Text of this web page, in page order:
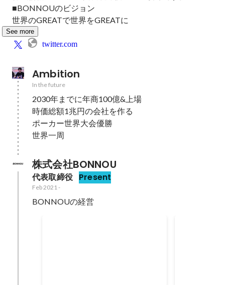
■BONNOUのビジョン
世界のGREATで世界をGREATに
See more
twitter.com
Ambition
In the future
2030年までに年商100億&上場
時価総額1兆円の会社を作る
ポーカー世界大会優勝
世界一周
株式会社BONNOU
代表取締役 Present
Feb 2021-
BONNOUの経営